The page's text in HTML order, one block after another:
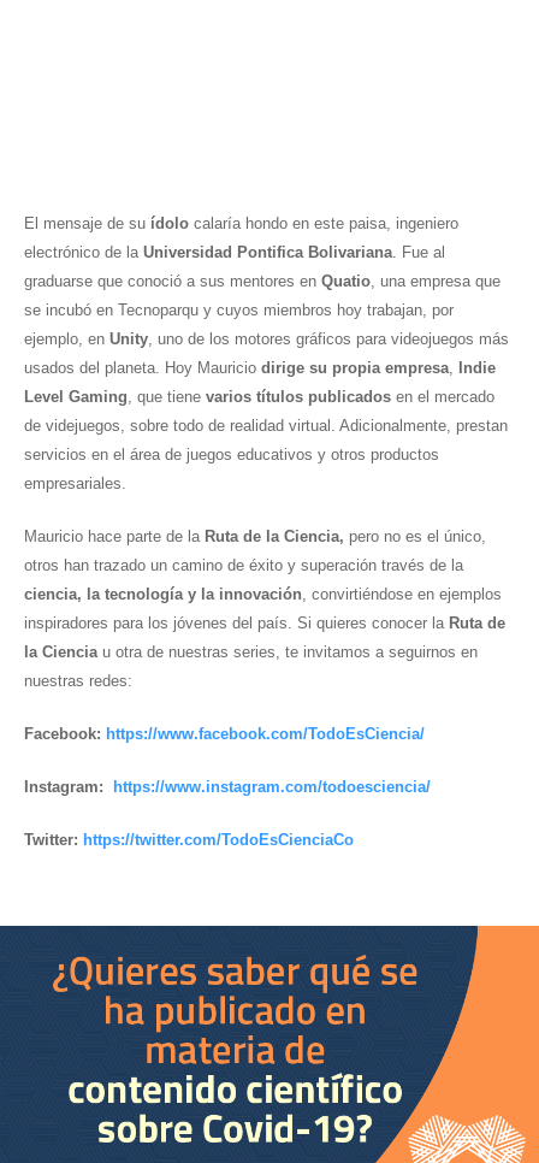
El mensaje de su ídolo calaría hondo en este paisa, ingeniero
electrónico de la Universidad Pontifica Bolivariana . Fue al
graduarse que conoció a sus mentores en Quatio , una empresa que
se incubó en Tecnoparqu y cuyos miembros hoy trabajan, por
ejemplo, en Unity , uno de los motores gráficos para videojuegos más
usados del planeta. Hoy Mauricio dirige su propia empresa
Indie
Level Gaming , que tiene varios títulos publicados en el mercado
de videjuegos, sobre todo de realidad virtual. Adicionalmente, prestan
servicios en el área de juegos educativos y otros productos
empresariales.
Mauricio hace parte de la Ruta de la Ciencia, pero no es el único,
otros han trazado un camino de éxito y superación través de la
ciencia, la tecnología y la innovación , convirtiéndose en ejemplos
inspiradores para los jóvenes del país. Si quieres conocer la Ruta de
la Ciencia u otra de nuestras series, te invitamos a seguirnos en
nuestras redes:
Facebook: https://www.facebook.com/TodoEsCiencia/
Instagram: https://www.instagram.com/todoesciencia/
Twitter: https://twitter.com/TodoEsCienciaCo